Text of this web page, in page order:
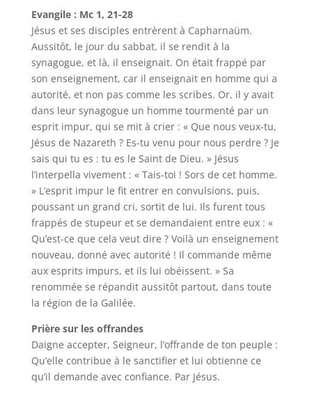
Evangile : Mc 1, 21-28
Jésus et ses disciples entrèrent à Capharnaüm.
Aussitôt, le jour du sabbat, il se rendit à la
synagogue, et là, il enseignait. On était frappé par
son enseignement, car il enseignait en homme qui a
autorité, et non pas comme les scribes. Or, il y avait
dans leur synagogue un homme tourmenté par un
esprit impur, qui se mit à crier : « Que nous veux-tu,
Jésus de Nazareth ? Es-tu venu pour nous perdre ? Je
sais qui tu es : tu es le Saint de Dieu. » Jésus
l’interpella vivement : « Tais-toi ! Sors de cet homme.
» L’esprit impur le fit entrer en convulsions, puis,
poussant un grand cri, sortit de lui. Ils furent tous
frappés de stupeur et se demandaient entre eux : «
Qu’est-ce que cela veut dire ? Voilà un enseignement
nouveau, donné avec autorité ! Il commande même
aux esprits impurs, et ils lui obéissent. » Sa
renommée se répandit aussitôt partout, dans toute
la région de la Galilée.
Prière sur les offrandes
Daigne accepter, Seigneur, l’offrande de ton peuple :
Qu’elle contribue à le sanctifier et lui obtienne ce
qu’il demande avec confiance. Par Jésus.